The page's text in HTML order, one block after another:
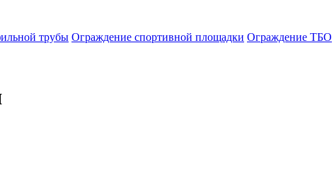
трубы Ограждение спортивной площадки Ограждение ТБО